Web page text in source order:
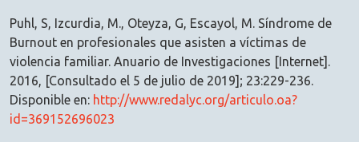
Puhl, S, Izcurdia, M., Oteyza, G, Escayol, M. Síndrome de
Burnout en profesionales que asisten a víctimas de
violencia familiar. Anuario de Investigaciones [Internet].
2016, [Consultado el 5 de julio de 2019]; 23:229-236.
Disponible en: http://www.redalyc.org/articulo.oa?
id=369152696023